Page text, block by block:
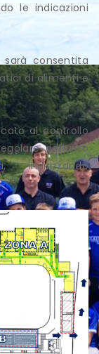
le indicazioni
consentita
di alimenti e
al controllo
deflusso
indirizzando